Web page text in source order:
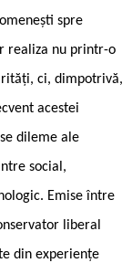
spre
realiza nu printr-o
ci, dimpotrivă,
acestei
dileme ale
social,
Emise între
liberal
din experiențe